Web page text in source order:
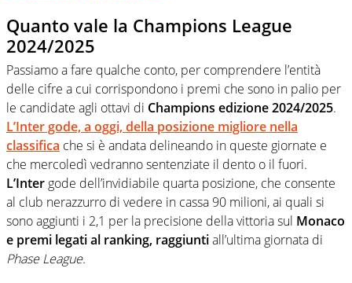
Quanto vale la Champions League
2024/2025
Passiamo a fare qualche conto, per comprendere l’entità
delle cifre a cui corrispondono i premi che sono in palio per
le candidate agli ottavi di Champions edizione 2024/2025.
L’Intergode, a oggi, della posizione migliore nella
classifica che si è andata delineando in queste giornate e
che mercoledì vedranno sentenziate il dento o il fuori.
L’Inter gode dell’invidiabile quarta posizione, che consente
al club nerazzurro di vedere in cassa 90 milioni, ai quali si
sono aggiunti i 2,1 per la precisione della vittoria sul Monaco
e premi legati al ranking, raggiuntiall’ultima giornata di
Phase League.